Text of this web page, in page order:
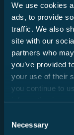
We use cookies
ads, to provide
traffic. We also
site with our
partners who
you’ve provided
your use of their
you continue to
Selection
Necessary
Seleccione
Fecha
Búsqueda de